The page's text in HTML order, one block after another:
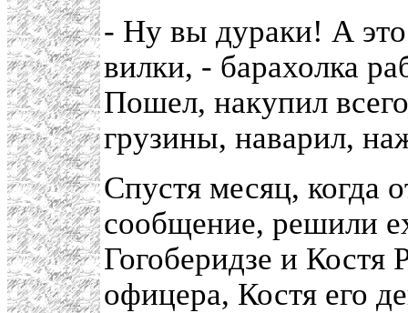
- Ну вы дураки! А это
вилки, - барахолка
Пошел, накупил
грузины, наварил,
Спустя месяц, когда
сообщение, решили
Гогоберидзе и Костя
офицера, Костя его